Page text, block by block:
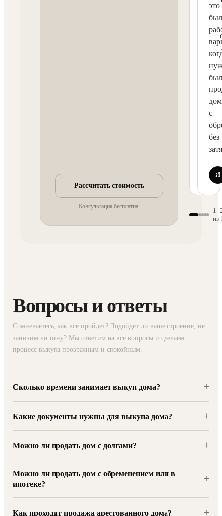
Рассчитать стоимость
Консультация бесплатна.
суеты.
С5 ★
это
был
дом
с
без
И
5
1–
из
Вопросы и ответы
Сомневаетесь, как всё пройдет? Подойдет ли ваше строение, не
занизим ли цену? Мы ответим на все вопросы и сделаем
процесс выкупа прозрачным и спокойным.
Сколько времени занимает выкуп дома? +
Какие документы нужны для выкупа дома? +
Можно ли продать дом с долгами? +
Можно ли продать дом с обременением или в
ипотеке?
+
Как проходит продажа арестованного дома? +